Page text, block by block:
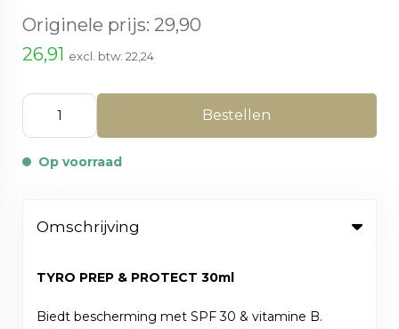
Originele prijs: 29,90
26,91 excl. btw: 22,24
Bestellen
Op voorraad
Omschrijving
TYRO PREP & PROTECT 30ml
Biedt bescherming met SPF 30 & vitamine B.